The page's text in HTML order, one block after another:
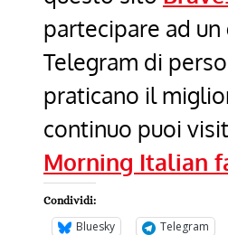
partecipare ad
Telegram di
praticano il
continuo puoi
Morning Italian
Condividi:
Bluesky Telegram